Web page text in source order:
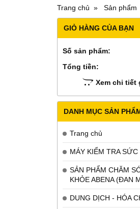
Trang chủ Sản phẩm
GIỎ HÀNG CỦA BẠN
Số sản phẩm:
Tổng tiền:
Xem chi tiết
DANH MỤC SẢN
Trang chủ
MÁY KIỂM TRA SỨC
SẢN PHẨM CHĂM
KHỎE ABENA (ĐAN
DUNG DỊCH - HÓA